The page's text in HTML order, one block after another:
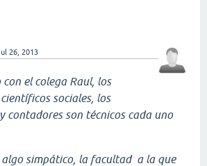
26, 2013
el colega Raul, los
sociales, los
contadores son técnicos cada uno
simpático, la facultad a la que